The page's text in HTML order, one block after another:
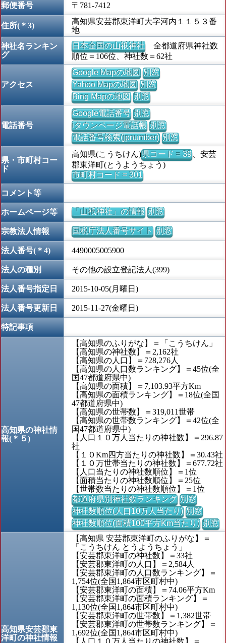
郵便番号 〒781-7412
住所(＊3)
高知県安芸郡東洋町大字河内１１５３番
地
神社名ランキン
グ
日本全国の山祇神社全都道府県神社数
順位＝106位、神社数＝62社
アクセス
Google Mapの地図 別窓
Yahoo Mapの地図 別窓
Bing Mapの地図 別窓
電話番号
Google電話番号 別窓
iタウンページ電話帳 別窓
電話番号検索(jpnumber) 別窓
県・市町村コー
ド
高知県(こうちけん)県コード = 39、安芸
郡東洋町(とうようちょう)
市町村コード = 301
コメント等
ホームページ等 「山祇神社」の情報 別窓
宗教法人情報 国税庁法人番号サイト 別窓
法人番号(＊4) 4490005005900
法人の種別 その他の設立登記法人(399)
法人番号指定日 2015-10-05(月曜日)
法人番号更新日 2015-11-27(金曜日)
特記事項
高知県の神社情
報(＊５)
【高知県のふりがな】＝「こうちけん」
【高知県の神社数】＝2,162社
【高知県の人口】＝728,276人
【高知県の人口数ランキング】＝45位(全
国47都道府県中)
【高知県の面積】＝7,103.93平方Km
【高知県の面積ランキング】＝18位(全国
47都道府県中)
【高知県の世帯数】＝319,011世帯
【高知県の世帯数ランキング】＝42位(全
国47都道府県中)
【人口１０万人当たりの神社数】＝296.87
社
【１０Km四方当たりの神社数】＝30.43社
【１０万世帯当たりの神社数】＝677.72社
【人口当たりの神社数順位】＝1位
【面積当たりの神社数順位】＝25位
【世帯数当たりの神社数順位】＝1位
都道府県別神社数ランキング 別窓
神社数順位(人口10万人当たり) 別窓
神社数順位(面積100平方Km当たり) 別窓
高知県安芸郡東
洋町の神社情報
【高知県 安芸郡東洋町のふりがな】＝
「こうちけん とうようちょう」
【安芸郡東洋町の神社数】＝33社
【安芸郡東洋町の人口】＝2,584人
【安芸郡東洋町の人口数ランキング】＝
1,754位(全国1,864市区町村中)
【安芸郡東洋町の面積】＝74.06平方Km
【安芸郡東洋町の面積ランキング】＝
1,130位(全国1,864市区町村中)
【安芸郡東洋町の世帯数】＝1,382世帯
【安芸郡東洋町の世帯数ランキング】＝
1,692位(全国1,864市区町村中)
【人口１０万人当たりの神社数】＝